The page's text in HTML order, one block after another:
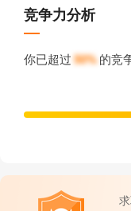
竞争力分析
你已超过50%的竞